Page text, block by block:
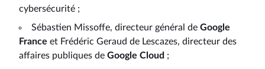
cybersécurité ;
Sébastien Missoffe, directeur général de Google
France et Frédéric Geraud de Lescazes, directeur des
affaires publiques de Google Cloud ;